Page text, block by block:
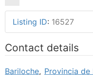
Listing ID: 16527
Contact details
Bariloche, Provincia de